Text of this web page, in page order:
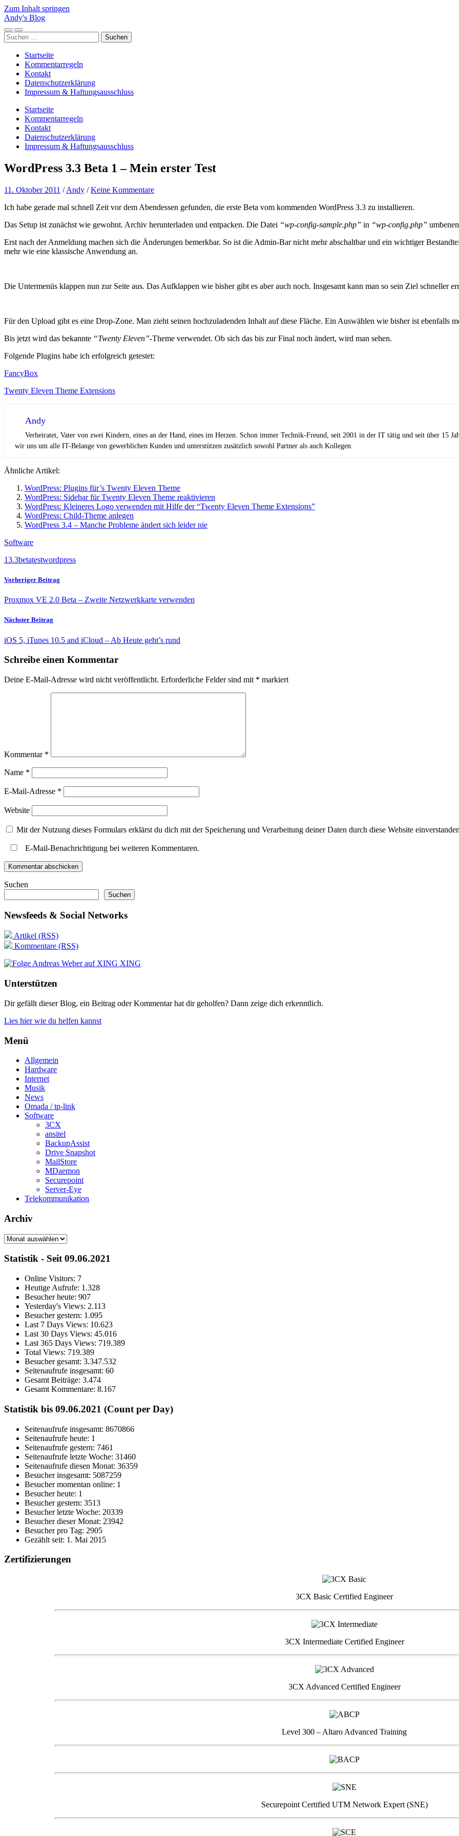
Zum Inhalt springen
Andy's Blog
Mobile-
Menü
Suchfeld
ein-/ausblenden
Suchen
nach:
Startseite
Kommentarregeln
Kontakt
Datenschutzerklärung
Impressum & Haftungsausschluss
Startseite
Kommentarregeln
Kontakt
Datenschutzerklärung
Impressum & Haftungsausschluss
WordPress 3.3 Beta 1 – Mein erster Test
11. Oktober 2011 /Andy /Keine Kommentare
Ich habe gerade mal schnell Zeit vor dem Abendessen gefunden, die erste Beta vom kommenden WordPress 3.3 zu installieren.
Das Setup ist zunächst wie gewohnt. Archiv herunterladen und entpacken. Die Datei “wp-config-sample.php” in “wp-config.php”
Erst nach der Anmeldung machen sich die Änderungen bemerkbar. So ist die Admin-Bar nicht mehr abschaltbar und ein wichtiger
mehr wie eine klassische Anwendung an.
Die Untermenüs klappen nun zur Seite aus. Das Aufklappen wie bisher gibt es aber auch noch. Insgesamt kann man so sein Ziel schneller
Für den Upload gibt es eine Drop-Zone. Man zieht seinen hochzuladenden Inhalt auf diese Fläche. Ein Auswählen wie bisher ist ebenfalls
Bis jetzt wird das bekannte “Twenty Eleven”-Theme verwendet. Ob sich das bis zur Final noch ändert, wird man sehen.
Folgende Plugins habe ich erfolgreich getestet:
FancyBox
Twenty Eleven Theme Extensions
Andy
Verheiratet, Vater von zwei Kindern, eines an der Hand, eines im Herzen. Schon immer Technik-Freund, seit 2001 in der IT tätig und seit über 15
wir uns um alle IT-Belange von gewerblichen Kunden und unterstützen zusätzlich sowohl Partner als auch Kollegen.
Ähnliche Artikel:
WordPress: Plugins für’s Twenty Eleven Theme
WordPress: Sidebar für Twenty Eleven Theme reaktivieren
WordPress: Kleineres Logo verwenden mit Hilfe der “Twenty Eleven Theme Extensions”
WordPress: Child-Theme anlegen
WordPress 3.4 – Manche Probleme ändert sich leider nie
Software
13.3betatestwordpress
Vorheriger Beitrag
Proxmox VE 2.0 Beta – Zweite Netzwerkkarte verwenden
Nächster Beitrag
iOS 5, iTunes 10.5 and iCloud – Ab Heute geht’s rund
Schreibe einen Kommentar
Deine E-Mail-Adresse wird nicht veröffentlicht. Erforderliche Felder sind mit * markiert
Kommentar *
Name *
E-Mail-Adresse *
Website
Mit der Nutzung dieses Formulars erklärst du dich mit der Speicherung und Verarbeitung deiner Daten durch diese Website
E-Mail-Benachrichtigung bei weiteren Kommentaren.
Suchen
Suchen
Newsfeeds & Social Networks
Artikel (RSS)
Kommentare (RSS)
XING
Unterstützen
Dir gefällt dieser Blog, ein Beitrag oder Kommentar hat dir geholfen? Dann zeige dich erkenntlich.
Lies hier wie du helfen kannst
Menü
Allgemein
Hardware
Internet
Musik
News
Omada / tp-link
Software
3CX
ansitel
BackupAssist
Drive Snapshot
MailStore
MDaemon
Securepoint
Server-Eye
Telekommunikation
Archiv
Archiv
Statistik - Seit 09.06.2021
Online Visitors: 7
Heutige Aufrufe: 1.328
Besucher heute: 907
Yesterday's Views: 2.113
Besucher gestern: 1.095
Last 7 Days Views: 10.623
Last 30 Days Views: 45.016
Last 365 Days Views: 719.389
Total Views: 719.389
Besucher gesamt: 3.347.532
Seitenaufrufe insgesamt: 60
Gesamt Beiträge: 3.474
Gesamt Kommentare: 8.167
Statistik bis 09.06.2021 (Count per Day)
Seitenaufrufe insgesamt: 8670866
Seitenaufrufe heute: 1
Seitenaufrufe gestern: 7461
Seitenaufrufe letzte Woche: 31460
Seitenaufrufe diesen Monat: 36359
Besucher insgesamt: 5087259
Besucher momentan online: 1
Besucher heute: 1
Besucher gestern: 3513
Besucher letzte Woche: 20339
Besucher dieser Monat: 23942
Besucher pro Tag: 2905
Gezählt seit: 1. Mai 2015
Zertifizierungen
3CX Basic Certified Engineer
3CX Intermediate Certified Engineer
3CX Advanced Certified Engineer
Level 300 – Altaro Advanced Training
Securepoint Certified UTM Network Expert (SNE)